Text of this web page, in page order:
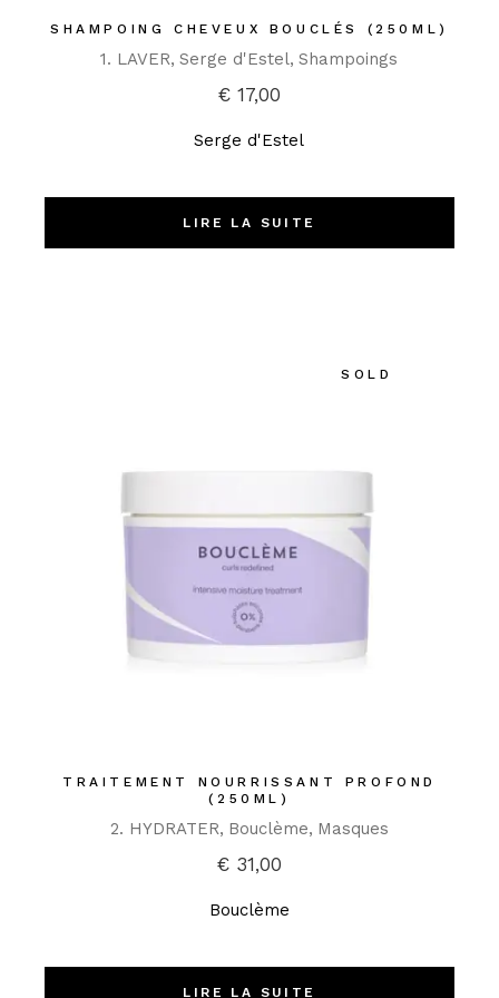
SHAMPOING CHEVEUX BOUCLÉS (250ML)
1. LAVER Serge d'Estel Shampoings
€ 17,00
Serge d'Estel
LIRE LA SUITE
SOLD
TRAITEMENT NOURRISSANT PROFOND
(250ML)
2. HYDRATER Bouclème Masques
€ 31,00
Bouclème
LIRE LA SUITE